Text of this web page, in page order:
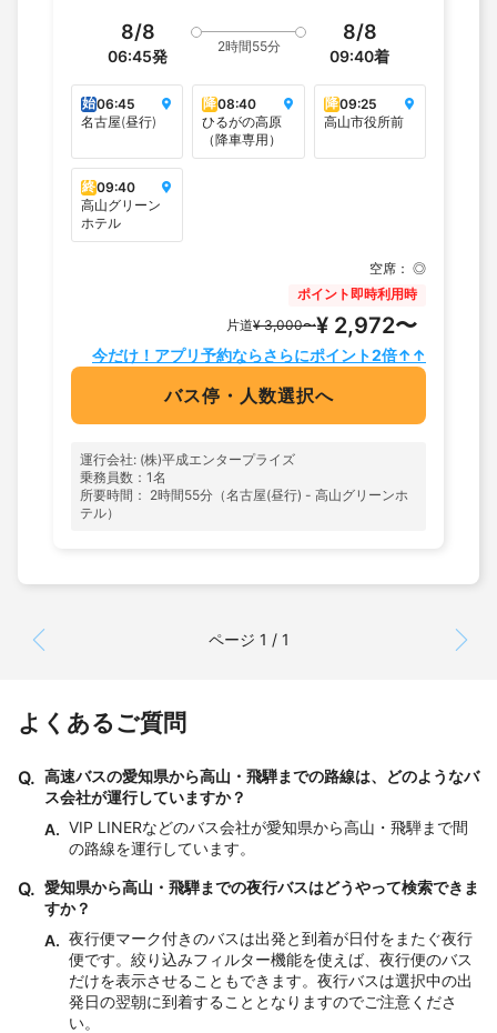
8/8
06:45発
2時間55分
8/8
09:40着
始06:45
名古屋(昼行)
降08:40
ひるがの高原
（降車専用）
降09:25
高山市役所前
終09:40
高山グリーン
ホテル
空席： ◎
ポイント即時利用時
片道¥ 3,000〜¥ 2,972〜
今だけ！アプリ予約ならさらにポイント2倍↑↑
バス停・人数選択へ
運行会社: (株)平成エンタープライズ
乗務員数：1名
所要時間： 2時間55分（名古屋(昼行) - 高山グリーンホ
テル）
ページ 1 / 1
よくあるご質問
Q. 高速バスの愛知県から高山・飛騨までの路線は、どのようなバ
ス会社が運行していますか？
A. VIP LINERなどのバス会社が愛知県から高山・飛騨まで間
の路線を運行しています。
Q. 愛知県から高山・飛騨までの夜行バスはどうやって検索できま
すか？
A. 夜行便マーク付きのバスは出発と到着が日付をまたぐ夜行
便です。絞り込みフィルター機能を使えば、夜行便のバス
だけを表示させることもできます。夜行バスは選択中の出
発日の翌朝に到着することとなりますのでご注意くださ
い。